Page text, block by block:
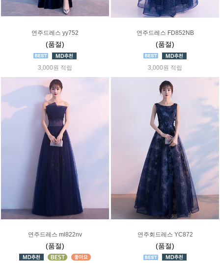
연주드레스 yy752
(품절)
3,000원 적립
연주드레스 FD852NB
(품절)
3,000원 적립
연주드레스 ml822nv
(품절)
연주회드레스 YC872
(품절)